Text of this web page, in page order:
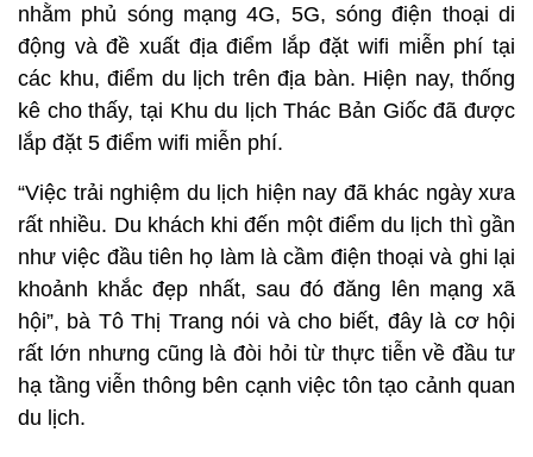
nhằm phủ sóng mạng 4G, 5G, sóng điện thoại di
động và đề xuất địa điểm lắp đặt wifi miễn phí tại
các khu, điểm du lịch trên địa bàn. Hiện nay, thống
kê cho thấy, tại Khu du lịch Thác Bản Giốc đã được
lắp đặt 5 điểm wifi miễn phí.
“Việc trải nghiệm du lịch hiện nay đã khác ngày xưa
rất nhiều. Du khách khi đến một điểm du lịch thì gần
như việc đầu tiên họ làm là cầm điện thoại và ghi lại
khoảnh khắc đẹp nhất, sau đó đăng lên mạng xã
hội”, bà Tô Thị Trang nói và cho biết, đây là cơ hội
rất lớn nhưng cũng là đòi hỏi từ thực tiễn về đầu tư
hạ tầng viễn thông bên cạnh việc tôn tạo cảnh quan
du lịch.